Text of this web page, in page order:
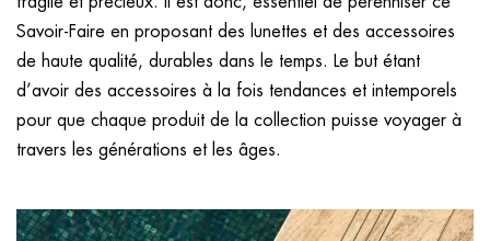
Savoir-Faire en proposant des lunettes et des accessoires
de haute qualité, durables dans le temps. Le but étant
d’avoir des accessoires à la fois tendances et intemporels
pour que chaque produit de la collection puisse voyager à
travers les générations et les âges.